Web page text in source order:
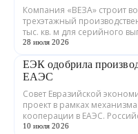
Компания «ВЕЗА» строит
трехэтажный
тыс. кв. м для серийного
теплообменного
28 июля 2026
ЕЭК одобрила
ЕАЭС
Совет Евразийской
проект в рамках
кооперации в ЕАЭС.
ГРАДИЕНТ» совместно с
10 июля 2026